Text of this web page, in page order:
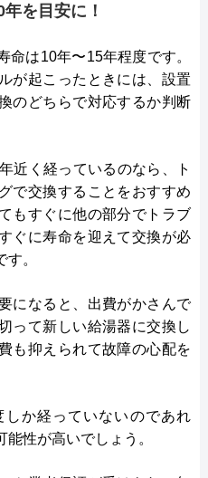
を目安に！
命は10年〜15年程度です。
が起こったときには、設置
のどちらで対応するか判断
近く経っているのなら、ト
で交換することをおすすめ
もすぐに他の部分でトラブ
ぐに寿命を迎えて交換が必
。
になると、出費がかさんで
って新しい給湯器に交換し
も抑えられて故障の心配を
か経っていないのであれ
性が高いでしょう。